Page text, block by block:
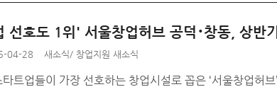
선호도 1위' 서울창업허브 공덕･창동, 상반
04-28 새소식/ 창업지원 새소식
트업들이 가장 선호하는 창업시설로 꼽은 ‘서울창업허